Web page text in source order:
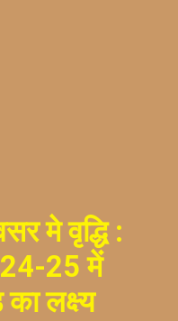
मे वृद्धि :
25 में
लक्ष्य